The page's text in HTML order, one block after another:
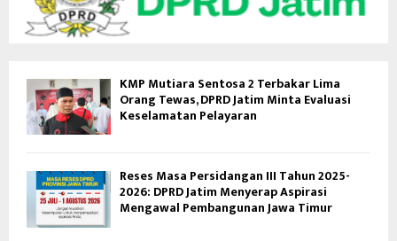
KMP Mutiara Sentosa 2 Terbakar Lima
Orang Tewas, DPRD Jatim Minta Evaluasi
Keselamatan Pelayaran
Reses Masa Persidangan III Tahun 2025-
2026: DPRD Jatim Menyerap Aspirasi
Mengawal Pembangunan Jawa Timur